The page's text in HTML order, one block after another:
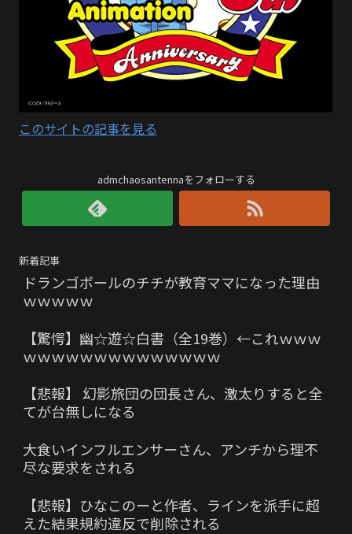
このサイトの記事を見る
admchaosantennaをフォローする
新着記事
ドランゴボールのチチが教育ママになった理由
ｗｗｗｗｗ
【驚愕】幽☆遊☆白書（全19巻）←これｗｗｗ
ｗｗｗｗｗｗｗｗｗｗｗｗｗｗ
【悲報】 幻影旅団の団長さん、激太りすると全
てが台無しになる
大食いインフルエンサーさん、アンチから理不
尽な要求をされる
【悲報】ひなこのーと作者、ラインを派手に超
えた結果規約違反で削除される